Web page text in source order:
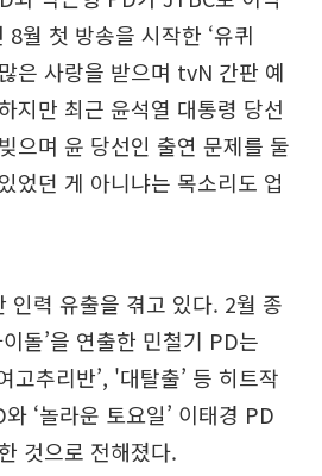
월 첫 방송을 시작한 ‘유퀴
은 사랑을 받으며 tvN 간판 예
지만 최근 윤석열 대통령 당선
으며 윤 당선인 출연 문제를 둘
었던 게 아니냐는 목소리도 업
인력 유출을 겪고 있다. 2월 종
돌’을 연출한 민철기 PD는
고추리반’, '대탈출’ 등 히트작
‘놀라운 토요일’ 이태경 PD
것으로 전해졌다.